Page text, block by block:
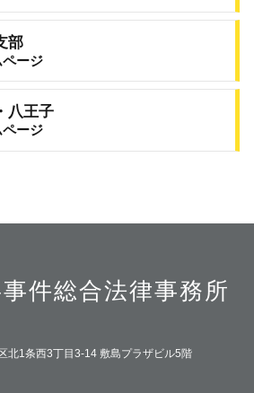
部
ージ
八王子
ージ
件総合法律事務所
北1条西3丁目3-14 敷島プラザビル5階